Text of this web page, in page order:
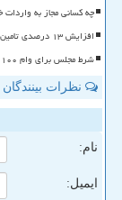
چه کسانی مجاز به
افزایش ۱۳ درصدی تامین برق صنایع در دوره گرم
شرط مجلس برای وام ۱۰۰ هزار میلیاردی خودروسازان بدهی قطعه سازان را بدهید
نظرات
نام:
ایمیل: